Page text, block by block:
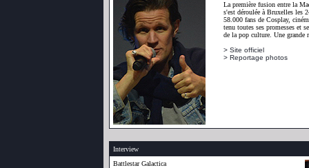
La première fusion entre la
s'est déroulée à Bruxelles les
58.000 fans de Cosplay,
tenu toutes ses promesses et
de la pop culture. Une grande
> Site officiel
> Reportage photos
Interview
Battlestar Galactica